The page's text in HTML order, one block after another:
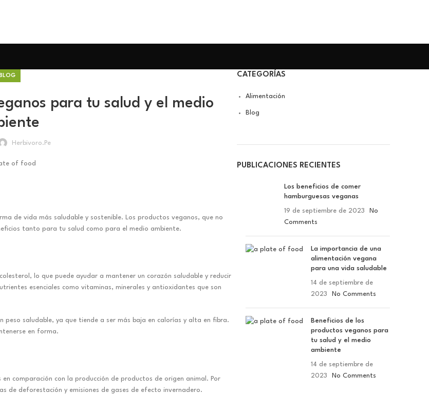
BLOG
para tu salud y el medio
Herbivoro.pe
de vida más saludable y sostenible. Los productos veganos, que no
tanto para tu salud como para el medio ambiente.
lo que puede ayudar a mantener un corazón saludable y reducir
esenciales como vitaminas, minerales y antioxidantes que son
saludable, ya que tiende a ser más baja en calorías y alta en fibra.
en forma.
comparación con la producción de productos de origen animal. Por
de deforestación y emisiones de gases de efecto invernadero.
CATEGORÍAS
Alimentación
Blog
PUBLICACIONES RECIENTES
Los beneficios de comer
hamburguesas veganas
19 de septiembre de 2023
No
Comments
La importancia de una
alimentación vegana
para una vida saludable
14 de septiembre de
2023
No Comments
Beneficios de los
productos veganos para
tu salud y el medio
ambiente
14 de septiembre de
2023
No Comments